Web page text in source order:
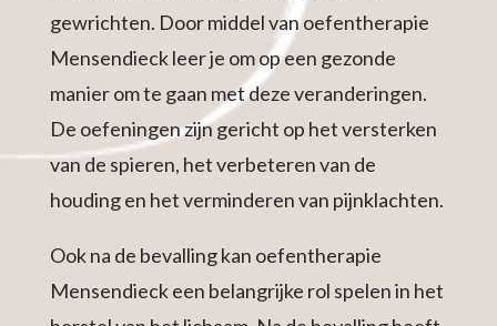
gewrichten. Door middel van oefentherapie
Mensendieck leer je om op een gezonde
manier om te gaan met deze veranderingen.
De oefeningen zijn gericht op het versterken
van de spieren, het verbeteren van de
houding en het verminderen van pijnklachten.
Ook na de bevalling kan oefentherapie
Mensendieck een belangrijke rol spelen in het